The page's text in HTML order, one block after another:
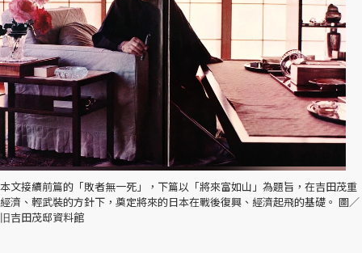
本文接續前篇的「敗者無一死」，下篇以「將來富如山」為題旨，在吉田茂重
經濟、輕武裝的方針下，奠定將來的日本在戰後復興、經濟起飛的基礎。 圖／
旧吉田茂邸資料館